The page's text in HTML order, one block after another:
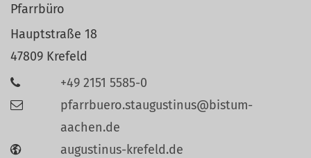
Pfarrbüro
Hauptstraße 18
47809 Krefeld
+49 2151 5585-0
pfarrbuero.staugustinus@bistum-
aachen.de
augustinus-krefeld.de